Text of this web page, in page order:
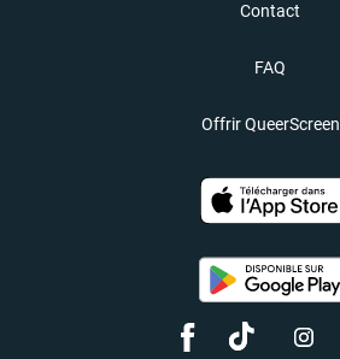
Contact
FAQ
Offrir QueerScreen